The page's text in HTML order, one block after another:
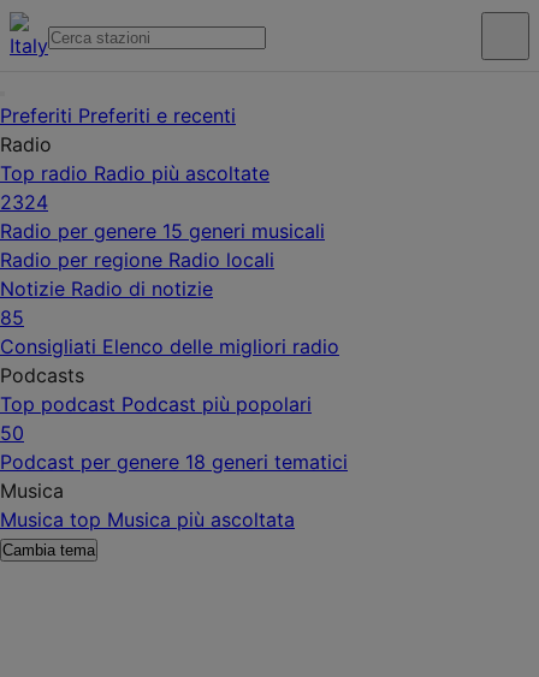
Preferiti Preferiti e recenti
Radio
Top radio Radio più ascoltate
2324
Radio per genere 15 generi musicali
Radio per regione Radio locali
Notizie Radio di notizie
85
Consigliati Elenco delle migliori radio
Podcasts
Top podcast Podcast più popolari
50
Podcast per genere 18 generi tematici
Musica
Musica top Musica più ascoltata
Cambia tema